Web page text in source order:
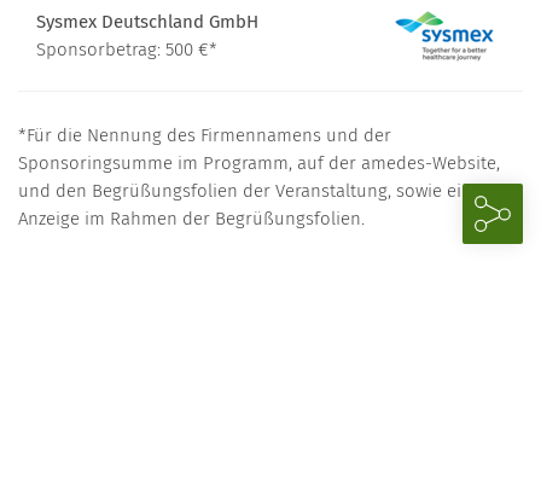
Sysmex Deutschland GmbH
Sponsorbetrag: 500 €*
*Für die Nennung des Firmennamens und der
Sponsoringsumme im Programm, auf der amedes-Website,
und den Begrüßungsfolien der Veranstaltung, sowie eine
Anzeige im Rahmen der Begrüßungsfolien.